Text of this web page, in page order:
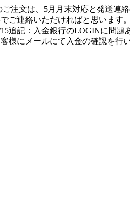
注文は、5月月末対応と発送連
ご連絡いただければと思います
追記：入金銀行のLOGINに問題
様にメールにて入金の確認を行